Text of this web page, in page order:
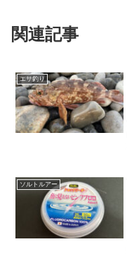
関連記事
エサ釣り
ソルトルアー